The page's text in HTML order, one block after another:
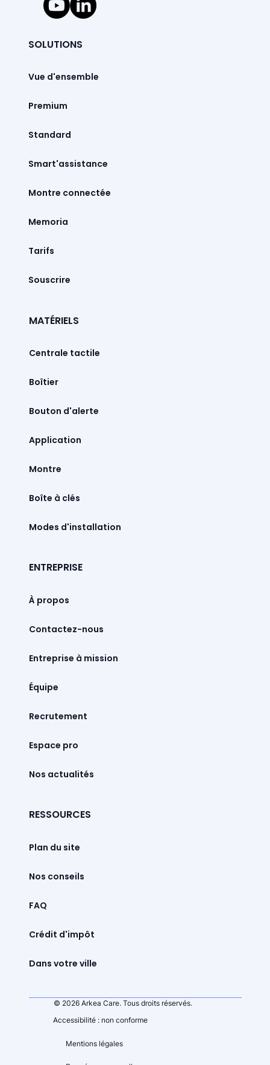
SOLUTIONS
Vue d'ensemble
Premium
Standard
Smart'assistance
Montre connectée
Memoria
Tarifs
Souscrire
MATÉRIELS
Centrale tactile
Boîtier
Bouton d'alerte
Montre
Boîte à clés
Modes d'installation
ENTREPRISE
À propos
Contactez-nous
Entreprise à mission
Équipe
Recrutement
Espace pro
Nos actualités
RESSOURCES
Plan du site
Nos conseils
FAQ
Crédit d'impôt
Dans votre ville
© 2026 Arkea Care. Tous droits réservés.
Accessibilité : non conforme
Mentions légales